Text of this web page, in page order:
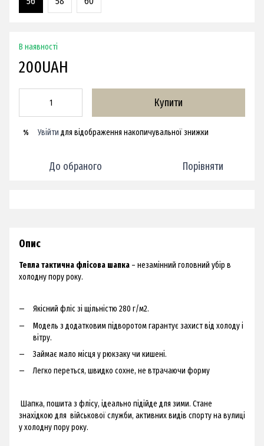
В наявності
200UAH
Купити
% Увійти для відображення накопичувальної знижки
До обраного Порівняти
Опис
Тепла тактична флісова шапка – незамінний головний убір в
холодну пору року.
Якісний фліс зі щільністю 280 г/м2.
Модель з додатковим підворотом гарантує захист від холоду і
вітру.
Займає мало місця у рюкзаку чи кишені.
Легко переться, швидко сохне, не втрачаючи форму
Шапка, пошита з флісу, ідеально підійде для зими. Стане
знахідкою для військової служби, активних видів спорту на вулиці
у холодну пору року.